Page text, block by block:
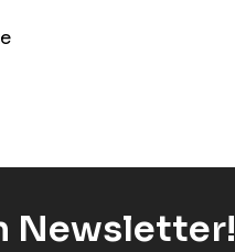
Newsletter!